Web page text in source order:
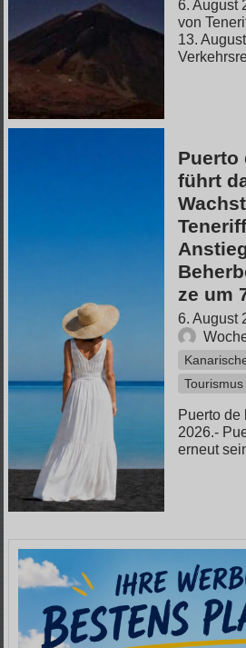
6. August
von
13.
Puerto
führt
ze um
6. August
Tourismus
Puerto de
2026.-
erneut